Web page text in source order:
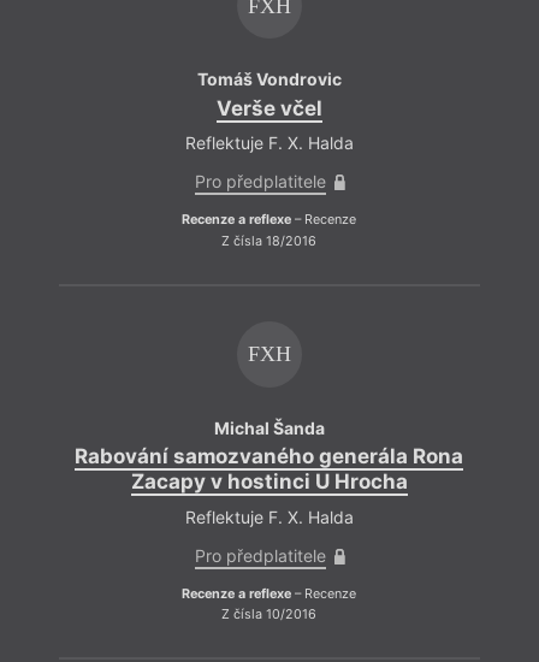
FXH
Tomáš Vondrovic
Verše včel
Reflektuje F. X. Halda
Pro předplatitele
Recenze a reflexe – Recenze
Z čísla 18/2016
FXH
Michal Šanda
Rabování samozvaného generála Rona
Zacapy v hostinci U Hrocha
Reflektuje F. X. Halda
Pro předplatitele
Recenze a reflexe – Recenze
Z čísla 10/2016